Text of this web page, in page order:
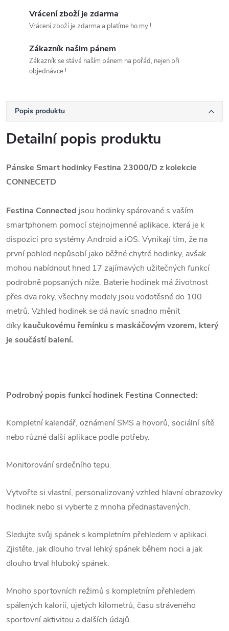
Vrácení zboží je zdarma
Vrácení zboží je zdarma a platíme ho my !
Zákazník našim pánem
Zákazník se stává naším pánem na pořád, nejen při
objednávce !
Popis produktu
Detailní popis produktu
Pánske Smart hodinky Festina 23000/D z kolekcie
CONNECETD
Festina Connected jsou hodinky spárované s vaším
smartphonem pomocí stejnojmenné aplikace, která je k
dispozici pro systémy Android a iOS. Vynikají tím, že na
první pohled nepůsobí jako běžné chytré hodinky, avšak
mohou nabídnout hned 17 zajímavých užitečných funkcí
podrobně popsaných níže. Baterie hodinek má životnost
přes dva roky, všechny modely jsou vodotěsné do 100
metrů. Vzhled hodinek se dá navíc snadno měnit
díky kaučukovému řemínku s maskáčovým vzorem, který
je součástí balení.
Podrobný popis funkcí hodinek Festina Connected:
Kompletní kalendář, oznámení SMS a hovorů, sociální sítě
nebo různé další aplikace podle potřeby.
Monitorování srdečního tepu.
Vytvořte si vlastní, personalizovaný vzhled hlavní obrazovky
hodinek nebo si vyberte z mnoha přednastavených.
Sledujte svůj spánek s kompletním přehledem v aplikaci.
Zjistěte, jak dlouho trval lehký spánek během noci a jak
dlouho trval hluboký spánek.
Mnoho sportovních režimů s kompletním přehledem
spálených kalorií, ujetých kilometrů, času stráveného
sportovní aktivitou a dalších údajů.